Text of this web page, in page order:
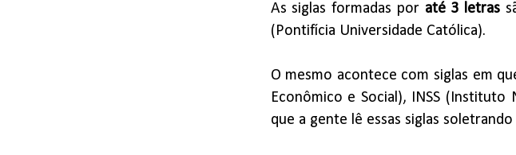
As siglas formadas por até 3 letras
(Pontifícia Universidade Católica).
O mesmo acontece com siglas em
Econômico e Social), INSS (Instituto
que a gente lê essas siglas